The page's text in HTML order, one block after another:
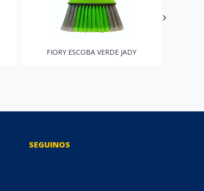
FIORY ESCOBA VERDE JADY
SEGUINOS